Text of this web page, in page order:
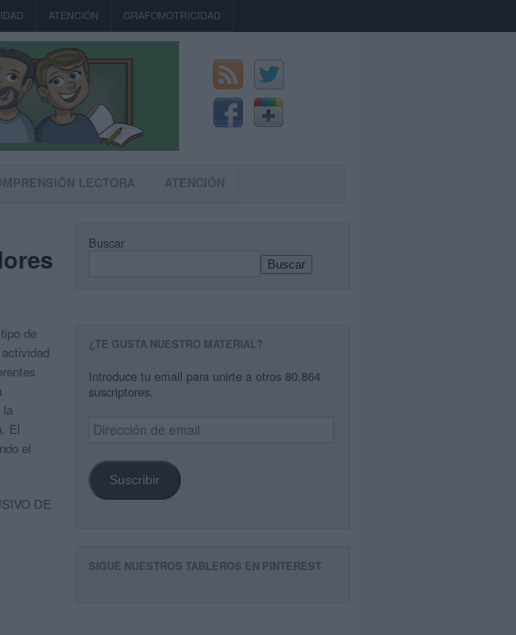
ATENCIÓN GRAFOMOTRICIDAD
LECTORA ATENCIÓN
de
El
el
DE
Buscar
Buscar
¿TE GUSTA NUESTRO MATERIAL?
Introduce tu email para unirte a otros 80.864
suscriptores.
Dirección
de
Suscribir
SIGUE NUESTROS TABLEROS EN PINTEREST